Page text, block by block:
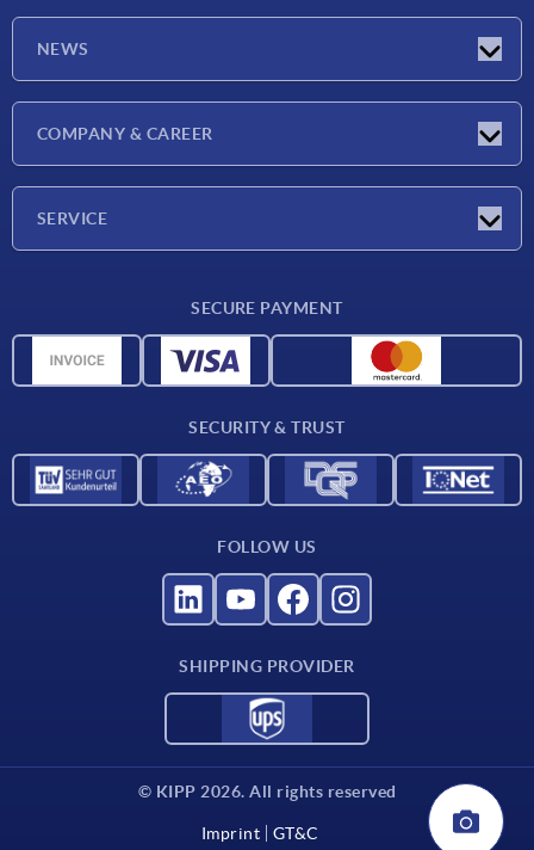
NEWS
Press Reports
COMPANY & CAREER
SERVICE
Material overview
SECURE PAYMENT
SECURITY & TRUST
FOLLOW US
SHIPPING PROVIDER
© KIPP 2026. All rights reserved
Imprint GT&C